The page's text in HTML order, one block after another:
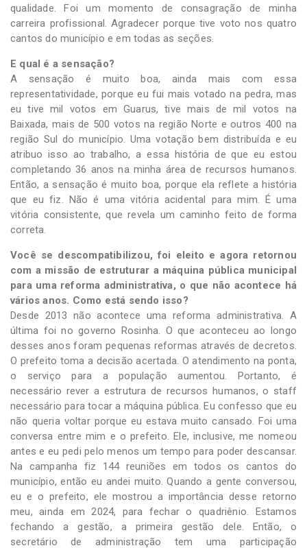
qualidade. Foi um momento de consagração de minha
carreira profissional. Agradecer porque tive voto nos quatro
cantos do município e em todas as seções.
E qual é a sensação?
A sensação é muito boa, ainda mais com essa
representatividade, porque eu fui mais votado na pedra, mas
eu tive mil votos em Guarus, tive mais de mil votos na
Baixada, mais de 500 votos na região Norte e outros 400 na
região Sul do município. Uma votação bem distribuída e eu
atribuo isso ao trabalho, a essa história de que eu estou
completando 36 anos na minha área de recursos humanos.
Então, a sensação é muito boa, porque ela reflete a história
que eu fiz. Não é uma vitória acidental para mim. É uma
vitória consistente, que revela um caminho feito de forma
correta.
Você se descompatibilizou, foi eleito e agora retornou
com a missão de estruturar a máquina pública municipal
para uma reforma administrativa, o que não acontece há
vários anos. Como está sendo isso?
Desde 2013 não acontece uma reforma administrativa. A
última foi no governo Rosinha. O que aconteceu ao longo
desses anos foram pequenas reformas através de decretos.
O prefeito toma a decisão acertada. O atendimento na ponta,
o serviço para a população aumentou. Portanto, é
necessário rever a estrutura de recursos humanos, o staff
necessário para tocar a máquina pública. Eu confesso que eu
não queria voltar porque eu estava muito cansado. Foi uma
conversa entre mim e o prefeito. Ele, inclusive, me nomeou
antes e eu pedi pelo menos um tempo para poder descansar.
Na campanha fiz 144 reuniões em todos os cantos do
município, então eu andei muito. Quando a gente conversou,
eu e o prefeito, ele mostrou a importância desse retorno
meu, ainda em 2024, para fechar o quadriênio. Estamos
fechando a gestão, a primeira gestão dele. Então, o
secretário de administração tem uma participação